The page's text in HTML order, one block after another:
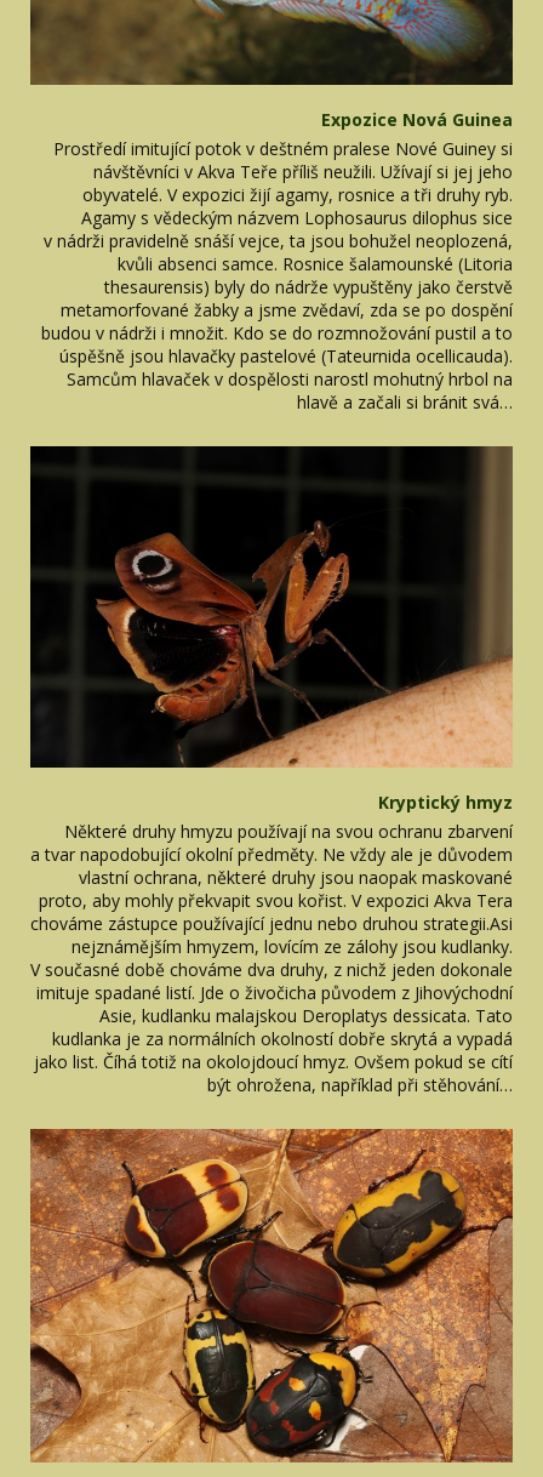
Expozice Nová Guinea
Prostředí imitující potok v deštném pralese Nové Guiney si
návštěvníci v Akva Teře příliš neužili. Užívají si jej jeho
obyvatelé. V expozici žijí agamy, rosnice a tři druhy ryb.
Agamy s vědeckým názvem Lophosaurus dilophus sice
v nádrži pravidelně snáší vejce, ta jsou bohužel neoplozená,
kvůli absenci samce. Rosnice šalamounské (Litoria
thesaurensis) byly do nádrže vypuštěny jako čerstvě
metamorfované žabky a jsme zvědaví, zda se po dospění
budou v nádrži i množit. Kdo se do rozmnožování pustil a to
úspěšně jsou hlavačky pastelové (Tateurnida ocellicauda).
Samcům hlavaček v dospělosti narostl mohutný hrbol na
hlavě a začali si bránit svá…
Kryptický hmyz
Některé druhy hmyzu používají na svou ochranu zbarvení
a tvar napodobující okolní předměty. Ne vždy ale je důvodem
vlastní ochrana, některé druhy jsou naopak maskované
proto, aby mohly překvapit svou kořist. V expozici Akva Tera
chováme zástupce používající jednu nebo druhou strategii.Asi
nejznámějším hmyzem, lovícím ze zálohy jsou kudlanky.
V současné době chováme dva druhy, z nichž jeden dokonale
imituje spadané listí. Jde o živočicha původem z Jihovýchodní
Asie, kudlanku malajskou Deroplatys dessicata. Tato
kudlanka je za normálních okolností dobře skrytá a vypadá
jako list. Číhá totiž na okolojdoucí hmyz. Ovšem pokud se cítí
být ohrožena, například při stěhování…